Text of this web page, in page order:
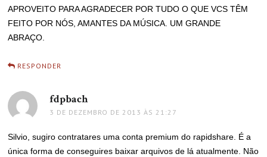
APROVEITO PARA AGRADECER POR TUDO O QUE VCS TÊM
FEITO POR NÓS, AMANTES DA MÚSICA. UM GRANDE
ABRAÇO.
RESPONDER
fdpbachdisse:
3 DE DEZEMBRO DE 2013 ÀS 21:27
Silvio, sugiro contratares uma conta premium do rapidshare. É a
única forma de conseguires baixar arquivos de lá atualmente. Não